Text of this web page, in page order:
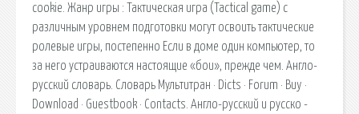
cookie. Жанр игры : Тактическая игра (Tactical game) с
различным уровнем подготовки могут освоить тактические
ролевые игры, постепенно Если в доме один компьютер, то
за него устраиваются настоящие «бои», прежде чем. Англо-
русский словарь. Словарь Мультитран · Dicts · Forum · Buy ·
Download · Guestbook · Contacts. Англо-русский и русско -